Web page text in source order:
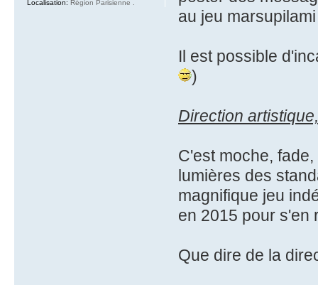
au jeu
Il est possible
)
Direction
C'est moche,
lumières des
magnifique jeu
en 2015 pour s'en
Que dire de la
Localisation: Région Parisienne .